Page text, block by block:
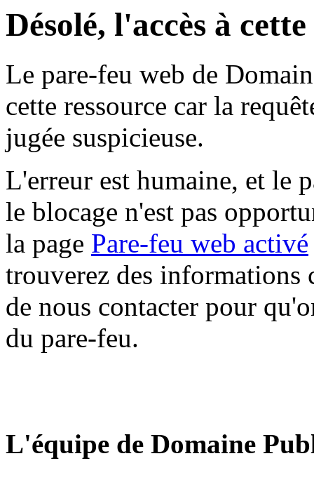
Désolé, l'accès à
Le pare-feu web de
cette ressource car la
jugée suspicieuse.
L'erreur est humaine, et le
le blocage n'est pas
la page Pare-feu web activé
trouverez des informations
de nous contacter pour
du pare-feu.
L'équipe de Domaine